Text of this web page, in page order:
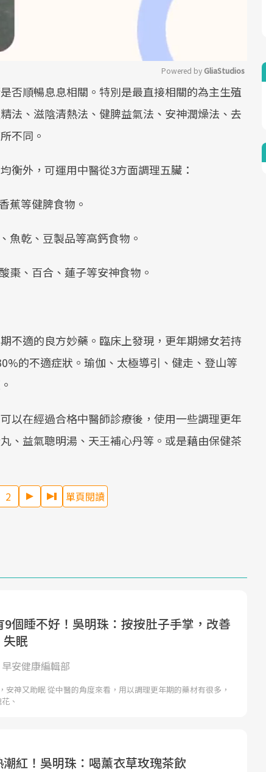
Mute
Powered by GliaStudios
否順暢息息相關。特別是最直接相關的為主生殖
法、滋陰清熱法、健脾益氣法、安神潤燥法、去
不同。
衡外，可運用中醫從3方面調理五臟：
蕉等健脾食物。
魚乾、豆製品等高鈣食物。
棗、百合、蓮子等安神食物。
不適的良方妙藥。臨床上發現，更年期婦女若持
的不適症狀。瑜伽、太極導引、健走、登山等
以在經過合格中醫師診療後，使用一些調理更年
、益氣聰明湯、天王補心丹等。或是藉由保健茶
2 單頁閱讀
9個睡不好！吳明珠：按按肚子手掌，改善
眠
安健康編輯部
安神又助眠 從中醫的角度來看，用以調理更年期的藥材有很多，
、
紅！吳明珠：喝薰衣草玫瑰茶飲